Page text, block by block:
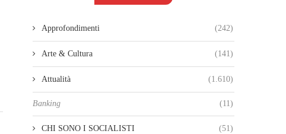
Approfondimenti (242)
Arte & Cultura (141)
Attualità (1.610)
Banking (11)
CHI SONO I SOCIALISTI (51)